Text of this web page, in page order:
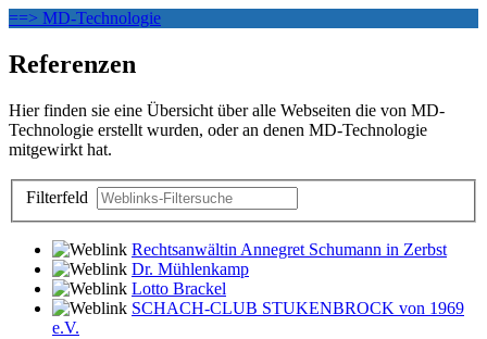
==> MD-Technologie
Referenzen
Hier finden sie eine Übersicht über alle Webseiten die von MD-
Technologie erstellt wurden, oder an denen MD-Technologie
mitgewirkt hat.
Filterfeld
Rechtsanwältin Annegret Schumann in Zerbst
Dr. Mühlenkamp
Lotto Brackel
SCHACH-CLUB STUKENBROCK von 1969
e.V.